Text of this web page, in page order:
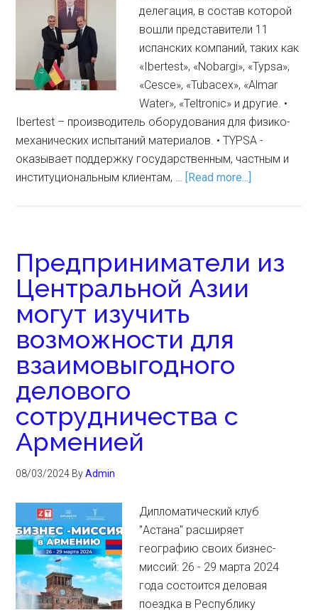
делегация, в состав которой
вошли представители 11
испанских компаний, таких как
«Ibertest», «Nobargi», «Typsa»,
«Cesce», «Tubacex», «Almar
Water», «Teltronic» и другие. •
Ibertest – производитель оборудования для физико-
механических испытаний материалов. • TYPSA -
оказывает поддержку государственным, частным и
институциональным клиентам, … [Read more...]
Предприниматели из
Центральной Азии
могут изучить
возможности для
взаимовыгодного
делового
сотрудничества с
Арменией
08/03/2024 ByAdmin
Дипломатический клуб
"Астана" расширяет
географию своих бизнес-
миссий: 26 - 29 марта 2024
года состоится деловая
поездка в Республику